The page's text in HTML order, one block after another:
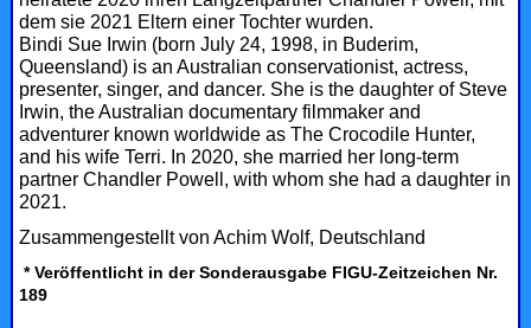
dem sie 2021 Eltern einer Tochter wurden.
Bindi Sue Irwin (born July 24, 1998, in Buderim,
Queensland) is an Australian conservationist, actress,
presenter, singer, and dancer. She is the daughter of Steve
Irwin, the Australian documentary filmmaker and
adventurer known worldwide as The Crocodile Hunter,
and his wife Terri. In 2020, she married her long-term
partner Chandler Powell, with whom she had a daughter in
2021.
Zusammengestellt von Achim Wolf, Deutschland
* Veröffentlicht in der Sonderausgabe FIGU-Zeitzeichen Nr.
189